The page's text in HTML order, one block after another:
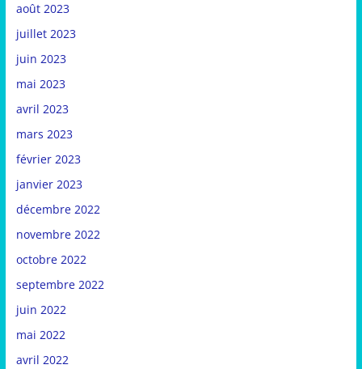
août 2023
juillet 2023
juin 2023
mai 2023
avril 2023
mars 2023
février 2023
janvier 2023
décembre 2022
novembre 2022
octobre 2022
septembre 2022
juin 2022
mai 2022
avril 2022